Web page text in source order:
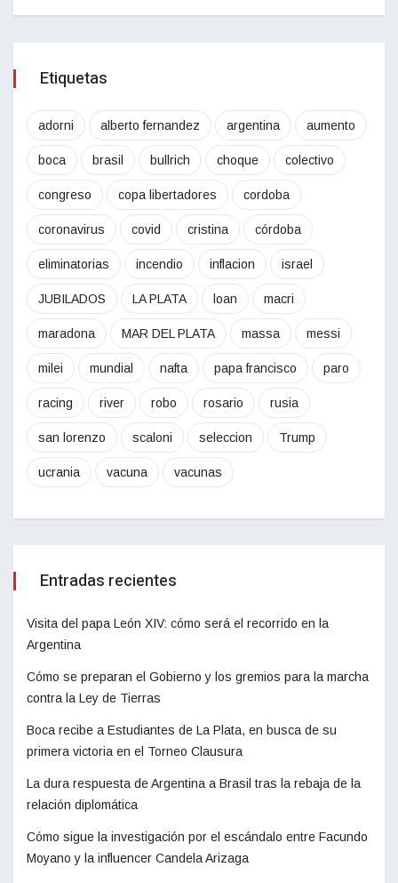
Etiquetas
adorni alberto fernandez argentina aumento
boca brasil bullrich choque colectivo
congreso copa libertadores cordoba
coronavirus covid cristina córdoba
eliminatorias incendio inflacion israel
JUBILADOS LA PLATA loan macri
maradona MAR DEL PLATA massa messi
milei mundial nafta papa francisco paro
racing river robo rosario rusia
san lorenzo scaloni seleccion Trump
ucrania vacuna vacunas
Entradas recientes
Visita del papa León XIV: cómo será el recorrido en la
Argentina
Cómo se preparan el Gobierno y los gremios para la marcha
contra la Ley de Tierras
Boca recibe a Estudiantes de La Plata, en busca de su
primera victoria en el Torneo Clausura
La dura respuesta de Argentina a Brasil tras la rebaja de la
relación diplomática
Cómo sigue la investigación por el escándalo entre Facundo
Moyano y la influencer Candela Arizaga